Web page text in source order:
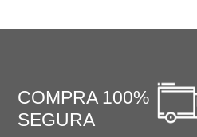
COMPRA 100%
SEGURA